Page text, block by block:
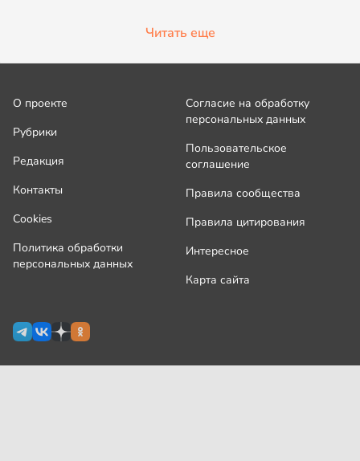
Читать еще
О проекте
Рубрики
Редакция
Контакты
Cookies
Политика обработки
персональных данных
Согласие на обработку
персональных данных
Пользовательское
соглашение
Правила сообщества
Правила цитирования
Интересное
Карта сайта